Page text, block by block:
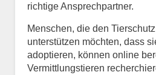
richtige Ansprechpartner.
Menschen, die den
unterstützen möchten, dass
adoptieren, können online
Vermittlungstieren